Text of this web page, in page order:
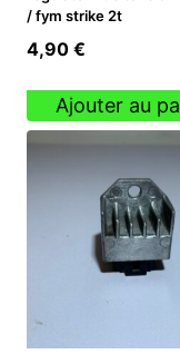
/ fym strike 2t
4,90 €
Ajouter au